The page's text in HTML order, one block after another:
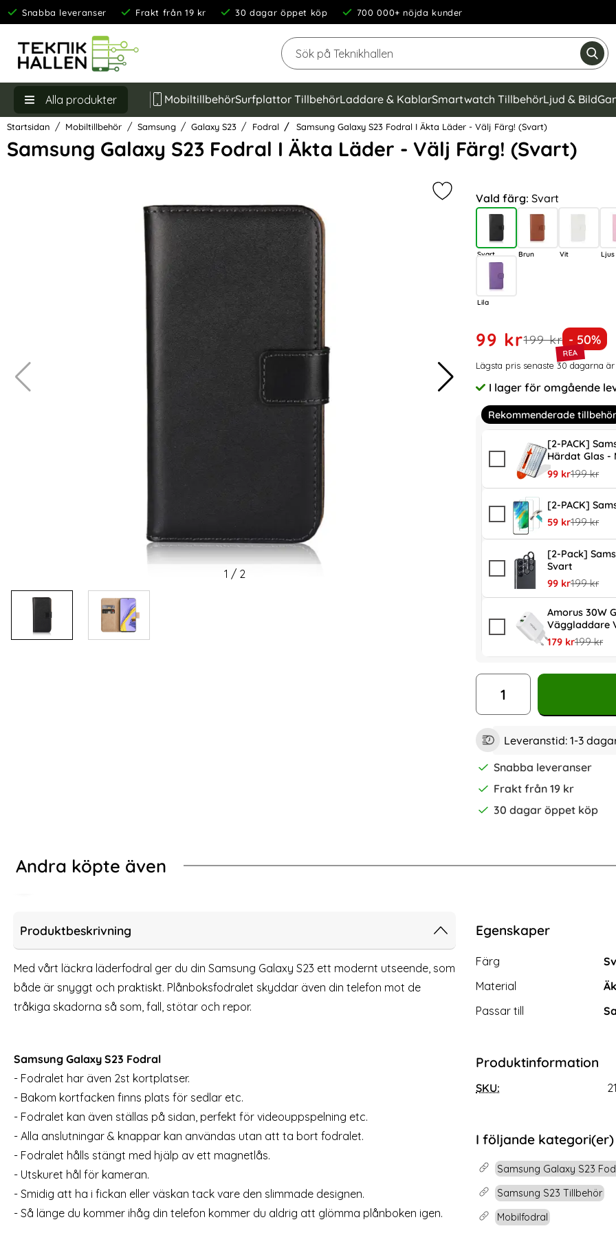
Snabba leveranser Frakt från 19 kr 30 dagar öppet köp 700 000+ nöjda kunder
Sök
Alla produkter MobiltillbehörSurfplattor TillbehörLaddare & KablarSmartwatch TillbehörLjud & Bild
Startsidan Mobiltillbehör Samsung Galaxy S23 Fodral Samsung Galaxy S23 Fodral I Äkta Läder - Välj Färg! (Svart)
Samsung Galaxy S23 Fodral I Äkta Läder - Välj Färg! (Svart)
Hoppa
över
Markera samsung Galaxy S23
1 / 2
Vald färg: Svart
Svart Brun Vit Ljus
Lila
rea pris
99 krtidigare pris
199 kr Priset
- 50%
Prishistorik
Lägsta pris senaste 30 dagarna
Tillgänglighet:
I lager för omgående
Rekommenderade tillbehör
[2-PACK]
Härdat Glas -
rea pris
99 krtidigare
199 kr
[2-PACK]
rea pris
59 krtidigare
199 kr
[2-Pack]
Svart
rea pris
99 krtidigare
199 kr
Amorus 30W
Väggladdare
rea pris
179 krtidigare
199 kr
antal
Leveranstid: 1-3
Snabba leveranser
Frakt från 19 kr
30 dagar öppet köp
Andra köpte även
Samsung Galaxy S23 Fodral I Äkta Läder -
Välj Färg! (Vit)
Art. nr 215631
rea pris
99 kr tidigare pris
199 kr
Art. nr 216774
rea pris
99 krtidigare pris
249 kr
Lagervara
2-Pack Samsung S23 Skärmskydd Full Cover i Härdat Glas
[2-PACK] Samsung S23
Tillgänglighet:
Lagervara
[2-PACK]
Produktbeskrivning
Med vårt läckra läderfodral ger du din Samsung Galaxy S23 ett modernt utseende, som
både är snyggt och praktiskt. Plånboksfodralet skyddar även din telefon mot de
tråkiga skadorna så som, fall, stötar och repor.
Samsung Galaxy S23 Fodral
- Fodralet har även 2st kortplatser.
- Bakom kortfacken finns plats för sedlar etc.
- Fodralet kan även ställas på sidan, perfekt för videouppspelning etc.
- Alla anslutningar & knappar kan användas utan att ta bort fodralet.
- Fodralet hålls stängt med hjälp av ett magnetlås.
- Utskuret hål för kameran.
- Smidig att ha i fickan eller väskan tack vare den slimmade designen.
- Så länge du kommer ihåg din telefon kommer du aldrig att glömma plånboken igen.
Egenskaper
Egenskaper/attribut för
Attribut
Färg
Material
Passar till
Produktinformation
SKU:
I följande kategori(er)
Samsung Galaxy S23
Samsung S23 Tillbehör
Mobilfodral